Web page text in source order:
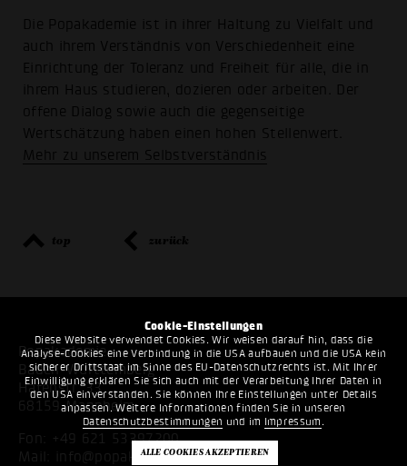
Cookie-Einstellungen
Diese Website verwendet Cookies. Wir weisen darauf hin, dass die
Analyse-Cookies eine Verbindung in die USA aufbauen und die USA kein
sicherer Drittstaat im Sinne des EU-Datenschutzrechts ist. Mit Ihrer
Einwilligung erklären Sie sich auch mit der Verarbeitung Ihrer Daten in
den USA einverstanden. Sie können Ihre Einstellungen unter Details
anpassen. Weitere Informationen finden Sie in unseren
Datenschutzbestimmungen und im Impressum .
Die Popakademie ist in ihrer Haltung zu Vielfalt und
auch ihrem Verständnis von Verschiedenheit eine
Einrichtung der Toleranz und Freiheit für alle, die in
ihrem Haus studieren, dozieren oder arbeiten. Der
offene Dialog sowie auch die gegenseitige
Wertschätzung haben einen hohen Stellenwert.
Mehr zu unserem Selbstverständnis
top zurück
Popakademie
Baden-Württemberg
Hafenstr. 33
68159 Mannheim
Fon:
+49 621 53397200
Mail:
info@popakademie.de